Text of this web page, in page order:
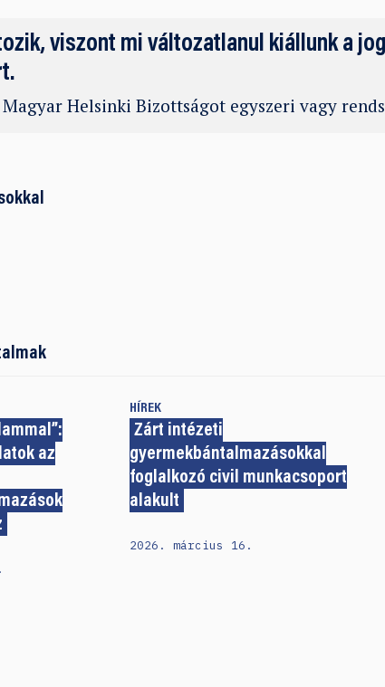
viszont mi változatlanul kiállunk a
Magyar Helsinki Bizottságot egyszeri vagy
az
HÍREK
Zárt intézeti
gyermekbántalmazásokkal
foglalkozó civil munkacsoport
alakult
2026. március 16.